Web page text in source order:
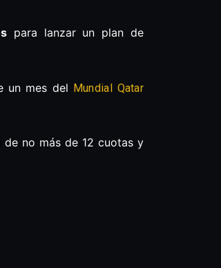
s para lanzar un plan de
un mes del Mundial Qatar
no más de 12 cuotas y